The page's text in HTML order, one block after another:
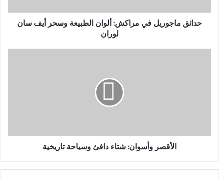
سان
لورانحدائق ماجوريل في مراكش: ألوان الطبيعة وسحر أيف سان
لوران
الأقصر وأسوان: شتاء دافئ وسياحة تاريخية